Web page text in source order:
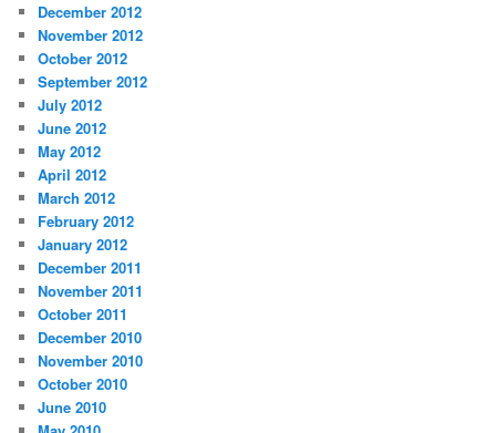
December 2012
November 2012
October 2012
September 2012
July 2012
June 2012
May 2012
April 2012
March 2012
February 2012
January 2012
December 2011
November 2011
October 2011
December 2010
November 2010
October 2010
June 2010